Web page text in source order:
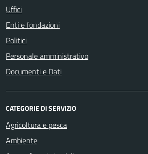
Uffici
Enti e fondazioni
Politici
Personale amministrativo
Documenti e Dati
CATEGORIE DI SERVIZIO
Agricoltura e pesca
Ambiente